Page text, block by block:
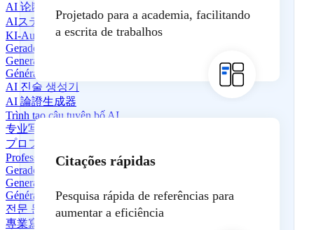
AI 论断生成器
AIステートメントジェネレーター
KI-Aussagengenerator
Gerador de Declarações de IA
Generador de Declaraciones de IA
Générateur de déclarations IA
AI 진술 생성기
AI 論證生成器
Trình tạo câu tuyên bố AI
专业写作生成器
プロフェッショナルライティングジェネレーター
Professioneller Schreibgenerator
Gerador de Redação Profissional
Generador de Redacción Profesional
Générateur de Rédaction Professionnelle
전문 문서 작성기
專業寫作生成器
Projetado para a academia, facilitando
a escrita de trabalhos
Citações rápidas
Pesquisa rápida de referências para
aumentar a eficiência